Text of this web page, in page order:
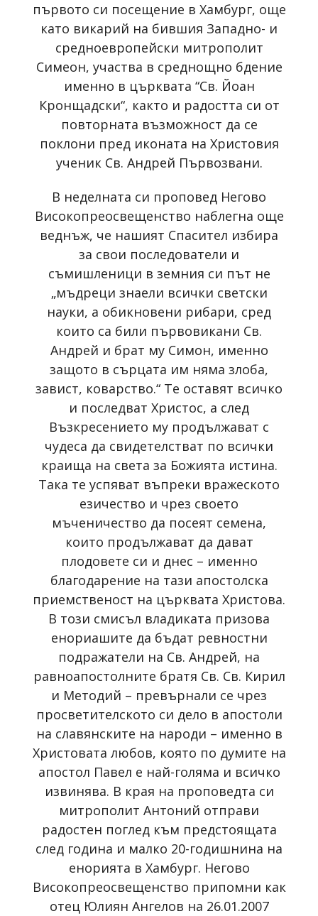
първото си посещение в Хамбург, още
като викарий на бившия Западно- и
средноевропейски митрополит
Симеон, участва в среднощно бдение
именно в църквата “Св. Йоан
Кронщадски“, както и радостта си от
повторната възможност да се
поклони пред иконата на Христовия
ученик Св. Андрей Първозвани.
В неделната си проповед Негово
Високопреосвещенство наблегна още
веднъж, че нашият Спасител избира
за свои последователи и
съмишленици в земния си път не
„мъдреци знаели всички светски
науки, а обикновени рибари, сред
които са били първовикани Св.
Андрей и брат му Симон, именно
защото в сърцата им няма злоба,
завист, коварство.“ Те оставят всичко
и последват Христос, а след
Възкресението му продължават с
чудеса да свидетелстват по всички
краища на света за Божията истина.
Така те успяват въпреки вражеското
езичество и чрез своето
мъченичество да посеят семена,
които продължават да дават
плодовете си и днес – именно
благодарение на тази апостолска
приемственост на църквата Христова.
В този смисъл владиката призова
енориашите да бъдат ревностни
подражатели на Св. Андрей, на
равноапостолните братя Св. Св. Кирил
и Методий – превърнали се чрез
просветителското си дело в апостоли
на славянските на народи – именно в
Христовата любов, която по думите на
апостол Павел е най-голяма и всичко
извинява. В края на проповедта си
митрополит Антоний отправи
радостен поглед към предстоящата
след година и малко 20-годишнина на
енорията в Хамбург. Негово
Високопреосвещенство припомни как
отец Юлиян Ангелов на 26.01.2007